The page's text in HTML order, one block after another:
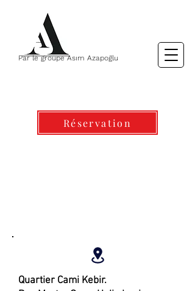
Par le groupe Asım Azapoğlu
Réservation
Quartier Cami Kebir.